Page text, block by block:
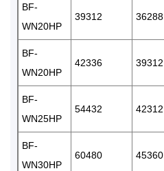
BF-
WN20HP
39312 36288
BF-
WN20HP
42336 39312
BF-
WN25HP
54432 42312
BF-
WN30HP
60480 45360